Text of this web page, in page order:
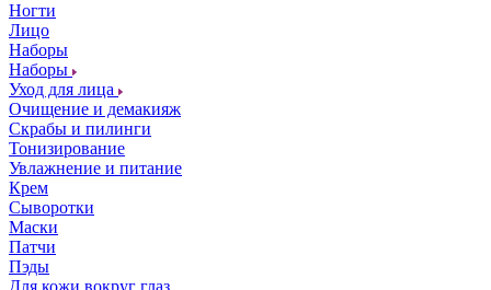
Ногти
Лицо
Наборы
Наборы
Уход для лица
Очищение и демакияж
Скрабы и пилинги
Тонизирование
Увлажнение и питание
Крем
Сыворотки
Маски
Патчи
Пэды